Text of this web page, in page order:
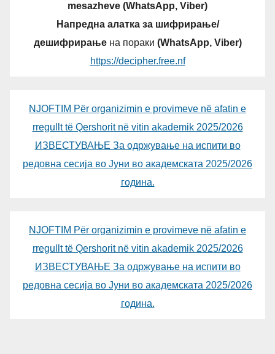
mesazheve (WhatsApp, Viber)
Напредна алатка за шифрирање/
дешифрирањена пораки (WhatsApp, Viber)
https://decipher.free.nf
NJOFTIM Për organizimin e provimeve në afatin e
rregullt të Qershorit në vitin akademik 2025/2026
ИЗВЕСТУВАЊЕ За одржување на испити во
редовна сесија во Јуни во академската 2025/2026
година.
NJOFTIM Për organizimin e provimeve në afatin e
rregullt të Qershorit në vitin akademik 2025/2026
ИЗВЕСТУВАЊЕ За одржување на испити во
редовна сесија во Јуни во академската 2025/2026
година.